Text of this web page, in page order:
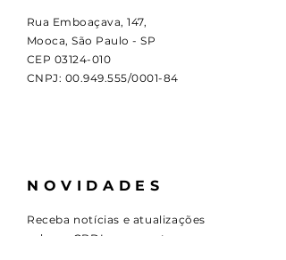
Rua Emboaçava, 147,
Mooca, São Paulo - SP
CEP 03124-010
CNPJ: 00.949.555/0001-84
NOVIDADES
Receba notícias e atualizações
sobre a CBDI e o esporte